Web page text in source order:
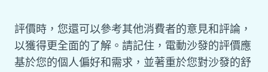
評價時，您還可以參考其他消費者的意見和評論，
以獲得更全面的了解。請記住，電動沙發的評價應
基於您的個人偏好和需求，並著重於您對沙發的舒